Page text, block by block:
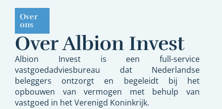
Over
ons
Over Albion Invest​
Albion Invest is een full-service
vastgoedadviesbureau dat Nederlandse
beleggers ontzorgt en begeleidt bij het
opbouwen van vermogen met behulp van
vastgoed in het Verenigd Koninkrijk.